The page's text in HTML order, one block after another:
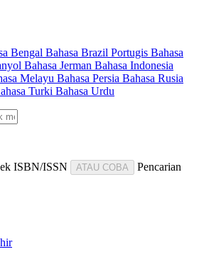
Bengal Bahasa Brazil Portugis Bahasa
Bahasa Jerman Bahasa Indonesia
Melayu Bahasa Persia Bahasa Rusia
Turki Bahasa Urdu
ISBN/ISSN ATAU COBA
Pencarian